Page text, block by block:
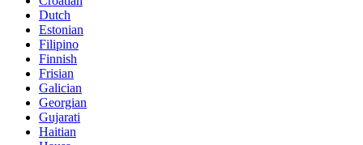
Dutch
Estonian
Filipino
Finnish
Frisian
Galician
Georgian
Gujarati
Haitian